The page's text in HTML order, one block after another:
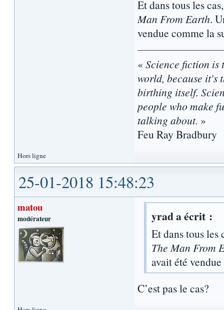
Et dans tous les
Man From Earth.
vendue comme la
« Science fiction is
world, because it's
birthing itself.
people who make
talking about. »
Feu Ray Bradbury
Hors ligne
25-01-2018 15:48:23
matou
modérateur yrad a écrit :
Et dans tous
The Man From
avait été
C’est pas le cas?